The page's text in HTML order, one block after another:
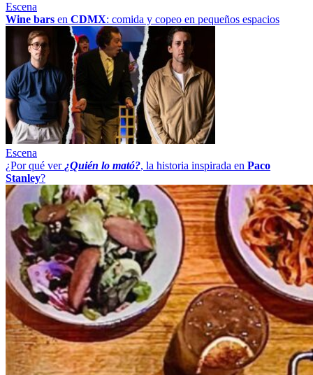
Escena
Wine bars en CDMX: comida y copeo en pequeños espacios
Escena
¿Por qué ver¿Quién lo mató?, la historia inspirada en Paco
Stanley?